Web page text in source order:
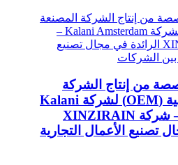
من إنتاج الشركة
المصنعة الأصلية (OEM) لشركة Kalani
Amsterdam – شركة XINZIRAIN
تصنيع الأعمال التجارية